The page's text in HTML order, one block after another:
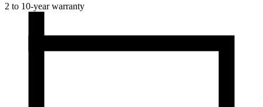
2 to 10-year warranty